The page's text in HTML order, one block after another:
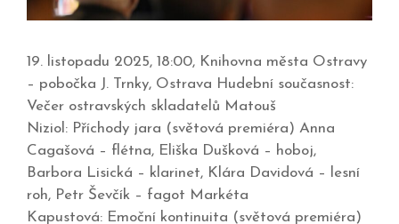
19. listopadu 2025, 18:00, Knihovna města Ostravy
– pobočka J. Trnky, Ostrava Hudební současnost:
Večer ostravských skladatelů Matouš
Niziol: Příchody jara (světová premiéra) Anna
Cagašová – flétna, Eliška Dušková – hoboj,
Barbora Lisická – klarinet, Klára Davidová – lesní
roh, Petr Ševčík – fagot Markéta
Kapustová: Emoční kontinuita (světová premiéra)